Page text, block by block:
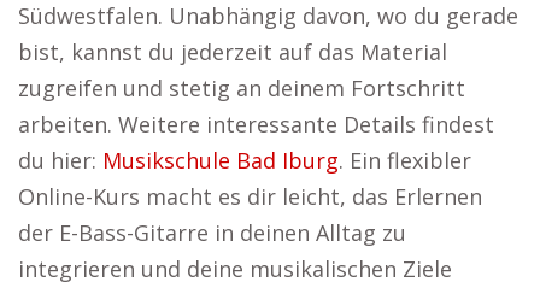
Südwestfalen. Unabhängig davon, wo du gerade
bist, kannst du jederzeit auf das Material
zugreifen und stetig an deinem Fortschritt
arbeiten. Weitere interessante Details findest
du hier: Musikschule Bad Iburg. Ein flexibler
Online-Kurs macht es dir leicht, das Erlernen
der E-Bass-Gitarre in deinen Alltag zu
integrieren und deine musikalischen Ziele